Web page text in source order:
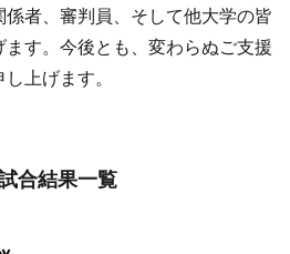
者、審判員、そして他大学の皆
す。今後とも、変わらぬご支援
上げます。
合結果一覧